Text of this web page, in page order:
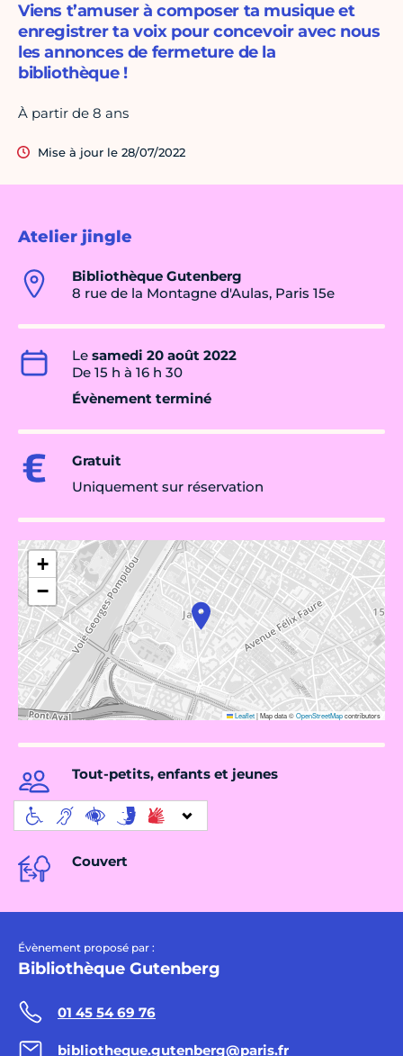
Atelier jingle
Bibliothèque Gutenberg
8 rue de la Montagne d'Aulas, Paris 15e
Le samedi 20 août 2022
De 15 h à 16 h 30
Évènement terminé
Gratuit
Uniquement sur réservation
+
−
Leaflet|Map data ©OpenStreetMapcontributors
Tout-petits, enfants et jeunes
Couvert
Évènement proposé par :
Bibliothèque Gutenberg
01 45 54 69 76
bibliotheque.gutenberg@paris.fr
Viens t’amuser à composer ta musique et
enregistrer ta voix pour concevoir avec nous
les annonces de fermeture de la
bibliothèque !
À partir de 8 ans
Mise à jour le 28/07/2022